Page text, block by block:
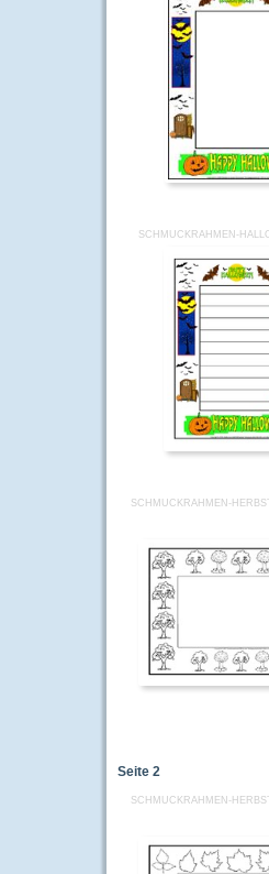
SCHMUCKRAHMEN-
SCHMUCKRAHMEN-
Seite 2
SCHMUCKRAHMEN-